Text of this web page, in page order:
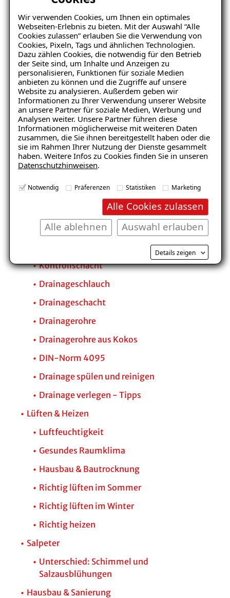
Wir verwenden Cookies, um Ihnen ein optimales
Webseiten-Erlebnis zu bieten. Mit der Auswahl “Alle
Cookies zulassen” erlauben Sie die Verwendung von
Cookies, Pixeln, Tags und ähnlichen Technologien.
Dazu zählen Cookies, die notwendig für den Betrieb
der Seite sind, um Inhalte und Anzeigen zu
personalisieren, Funktionen für soziale Medien
anbieten zu können und die Zugriffe auf unsere
Website zu analysieren. Außerdem geben wir
Informationen zu Ihrer Verwendung unserer Website
an unsere Partner für soziale Medien, Werbung und
Analysen weiter. Unsere Partner führen diese
Informationen möglicherweise mit weiteren Daten
zusammen, die Sie ihnen bereitgestellt haben oder die
sie im Rahmen Ihrer Nutzung der Dienste gesammelt
haben. Weitere Infos zu Cookies finden Sie in unseren
Datenschutzhinweisen.
Notwendig Präferenzen Statistiken Marketing
Alle Cookies zulassen
Auswahl erlauben
Alle ablehnen
Details zeigen
Die optimale Schutzschicht
Balkonabdichtung nach der DIN-Norm 18531
Kosten für Balkonsanierung
Den Balkon richtig reinigen: 5 wichtige Tipps
Drainage
Drainage Haus
Drainage Garten
Drainage im Keller
Drainage für den Balkon
Spülschacht
Revisionsschacht
Kontrollschacht
Drainageschlauch
Drainageschacht
Drainagerohre
Drainagerohre aus Kokos
DIN-Norm 4095
Drainage spülen und reinigen
Drainage verlegen - Tipps
Lüften & Heizen
Luftfeuchtigkeit
Gesundes Raumklima
Hausbau & Bautrocknung
Richtig lüften im Sommer
Richtig lüften im Winter
Richtig heizen
Salpeter
Unterschied: Schimmel und
Salzausblühungen
Hausbau & Sanierung